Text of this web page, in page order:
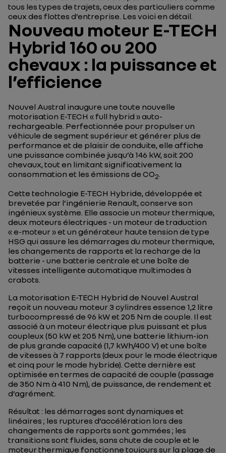
tous les types de trajets, ceux des particuliers comme
ceux des flottes d’entreprise. Les voici en détail.
Nouveau moteur E-TECH
Hybrid 160 ou 200
chevaux : la puissance et
l’efficience
Nouvel Austral inaugure une toute nouvelle
motorisation E-TECH « full hybrid » auto-
rechargeable. Perfectionnée pour propulser un
véhicule de segment supérieur et générer plus de
performance et de plaisir de conduite, elle affiche
une puissance combinée jusqu’à 146 kW, soit 200
chevaux, tout en limitant significativement la
consommation et les émissions de CO2.
Cette technologie E-TECH Hybride, développée et
brevetée par l’ingénierie Renault, conserve son
ingénieux système. Elle associe un moteur thermique,
deux moteurs électriques - un moteur de traduction
« e-moteur » et un générateur haute tension de type
HSG qui assure les démarrages du moteur thermique,
les changements de rapports et la recharge de la
batterie - une batterie centrale et une boîte de
vitesses intelligente automatique multimodes à
crabots.
La motorisation E-TECH Hybrid de Nouvel Austral
reçoit un nouveau moteur 3 cylindres essence 1,2 litre
turbocompressé de 96 kW et 205 Nm de couple. Il est
associé à un moteur électrique plus puissant et plus
coupleux (50 kW et 205 Nm), une batterie lithium-ion
de plus grande capacité (1,7 kWh/400 V) et une boîte
de vitesses à 7 rapports (deux pour le mode électrique
et cinq pour le mode hybride). Cette dernière est
optimisée en termes de capacité de couple (passage
de 350 Nm à 410 Nm), de puissance, de rendement et
d’agrément.
Résultat : les démarrages sont dynamiques et
linéaires ; les ruptures d’accélération lors des
changements de rapports sont gommées ; les
transitions sont fluides, sans chute de couple et le
moteur thermique fonctionne toujours sur la plage de